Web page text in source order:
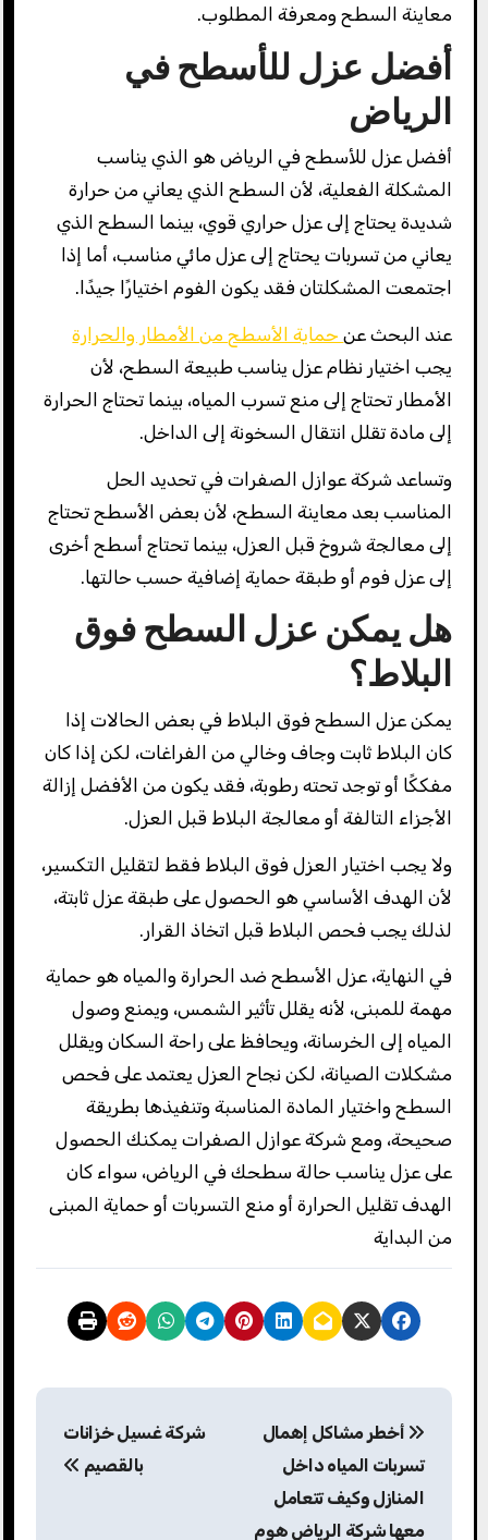
معاينة السطح ومعرفة المطلوب.
أفضل عزل للأسطح في
الرياض
أفضل عزل للأسطح في الرياض هو الذي يناسب
المشكلة الفعلية، لأن السطح الذي يعاني من حرارة
شديدة يحتاج إلى عزل حراري قوي، بينما السطح الذي
يعاني من تسربات يحتاج إلى عزل مائي مناسب، أما إذا
اجتمعت المشكلتان فقد يكون الفوم اختيارًا جيدًا.
عند البحث عنحماية الأسطح من الأمطار والحرارة
يجب اختيار نظام عزل يناسب طبيعة السطح، لأن
الأمطار تحتاج إلى منع تسرب المياه، بينما تحتاج الحرارة
إلى مادة تقلل انتقال السخونة إلى الداخل.
وتساعد شركة عوازل الصفرات في تحديد الحل
المناسب بعد معاينة السطح، لأن بعض الأسطح تحتاج
إلى معالجة شروخ قبل العزل، بينما تحتاج أسطح أخرى
إلى عزل فوم أو طبقة حماية إضافية حسب حالتها.
هل يمكن عزل السطح فوق
البلاط؟
يمكن عزل السطح فوق البلاط في بعض الحالات إذا
كان البلاط ثابت وجاف وخالي من الفراغات، لكن إذا كان
مفككًا أو توجد تحته رطوبة، فقد يكون من الأفضل إزالة
الأجزاء التالفة أو معالجة البلاط قبل العزل.
ولا يجب اختيار العزل فوق البلاط فقط لتقليل التكسير،
لأن الهدف الأساسي هو الحصول على طبقة عزل ثابتة،
لذلك يجب فحص البلاط قبل اتخاذ القرار.
في النهاية، عزل الأسطح ضد الحرارة والمياه هو حماية
مهمة للمبنى، لأنه يقلل تأثير الشمس، ويمنع وصول
المياه إلى الخرسانة، ويحافظ على راحة السكان ويقلل
مشكلات الصيانة، لكن نجاح العزل يعتمد على فحص
السطح واختيار المادة المناسبة وتنفيذها بطريقة
صحيحة، ومع شركة عوازل الصفرات يمكنك الحصول
على عزل يناسب حالة سطحك في الرياض، سواء كان
الهدف تقليل الحرارة أو منع التسربات أو حماية المبنى
من البداية
ت
ص
أخطر مشاكل إهمال
تسربات المياه داخل
المنازل وكيف تتعامل
معها شركة الرياض هوم
شركة غسيل خزانات
بالقصيم